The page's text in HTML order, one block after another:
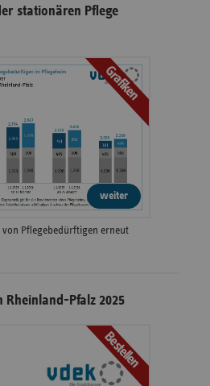
stationären Pflege
Grafiken
weiter
von Pflegebedürftigen erneut
Rheinland-Pfalz 2025
Bestellen